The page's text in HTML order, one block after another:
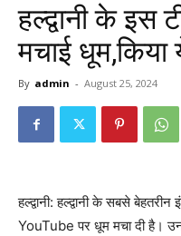
हल्द्वानी के इस
मचाई धूम,किया
By admin - August 25, 2024
हल्द्वानी: हल्द्वानी के सबसे
YouTube पर धूम मचा दी है।